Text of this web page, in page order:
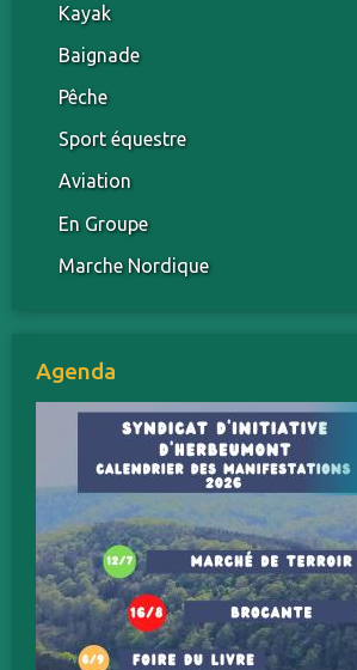
Kayak
Baignade
Pêche
Sport équestre
Aviation
En Groupe
Marche Nordique
Agenda